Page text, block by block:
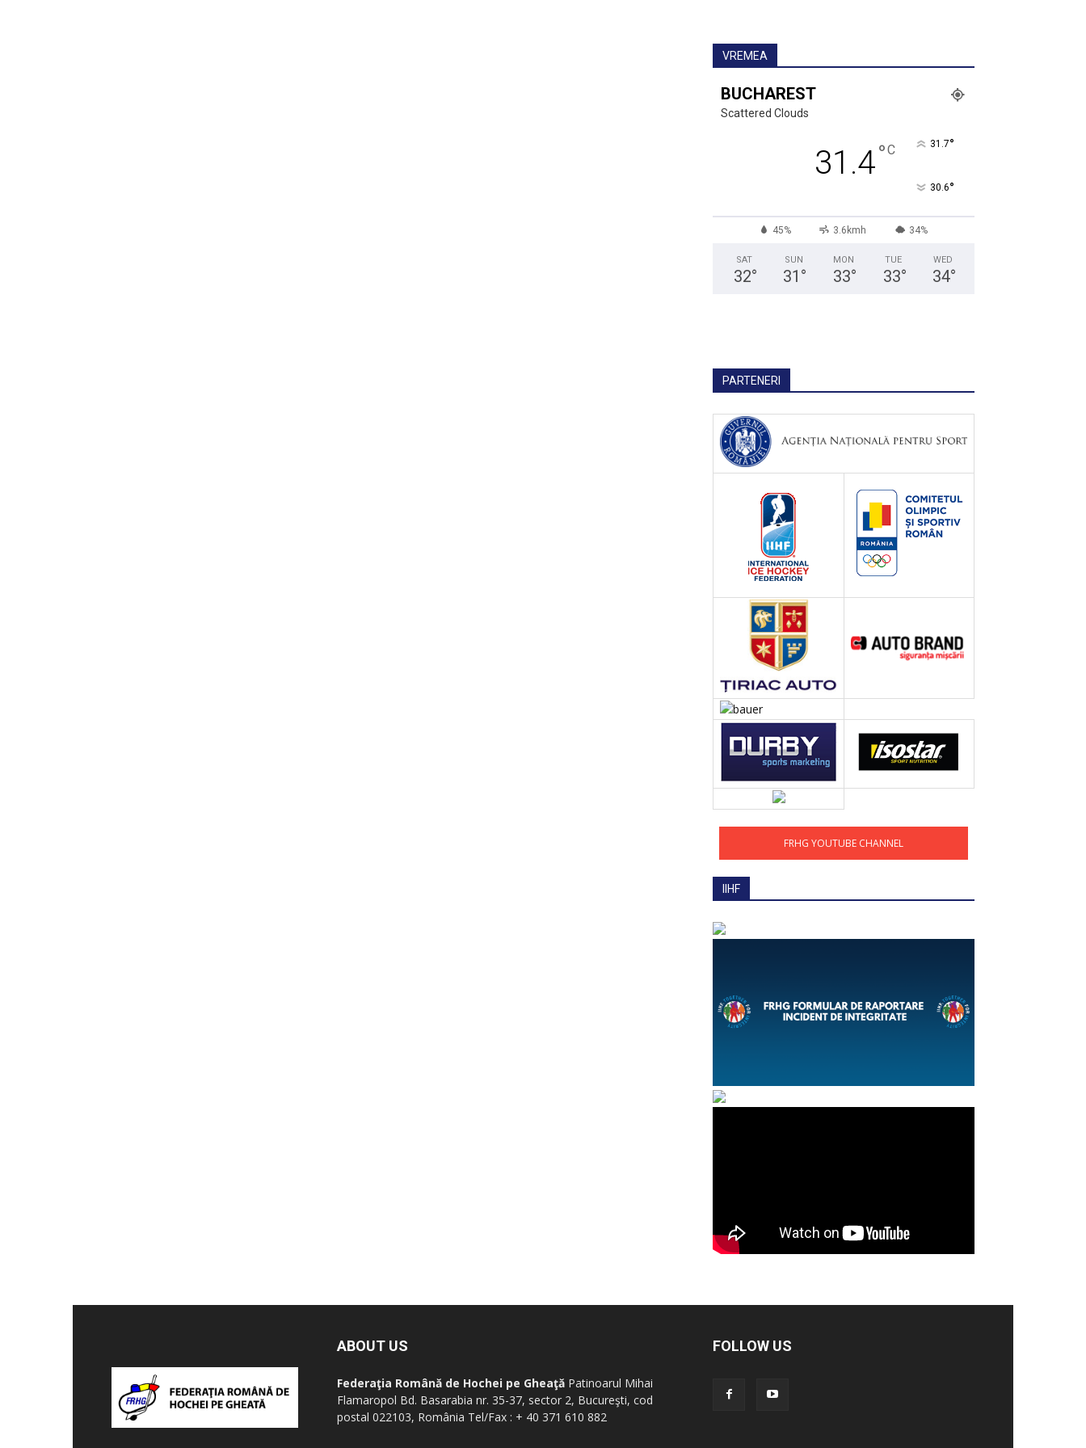
VREMEA
BUCHAREST
Scattered Clouds
31.4°C 31.7°
30.6°
45% 3.6kmh 34%
SAT
32°
SUN
31 °
MON
33°
TUE
33°
WED
34°
PARTENERI
FRHG YOUTUBE CHANNEL
IIHF
ABOUT US
Federaţia Română de Hochei pe Gheaţă Patinoarul Mihai
Flamaropol Bd. Basarabia nr. 35-37, sector 2, Bucureşti, cod
postal 022103, România Tel/Fax : + 40 371 610 882
FOLLOW US